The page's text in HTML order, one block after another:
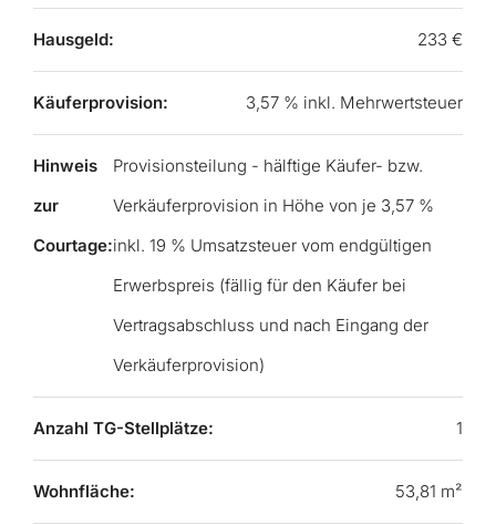
Hausgeld: 233 €
Käuferprovision: 3,57 % inkl. Mehrwertsteuer
Hinweis
zur
Courtage:
Provisionsteilung - hälftige Käufer- bzw.
Verkäuferprovision in Höhe von je 3,57 %
inkl. 19 % Umsatzsteuer vom endgültigen
Erwerbspreis (fällig für den Käufer bei
Vertragsabschluss und nach Eingang der
Verkäuferprovision)
Anzahl TG-Stellplätze: 1
Wohnfläche: 53,81 m²